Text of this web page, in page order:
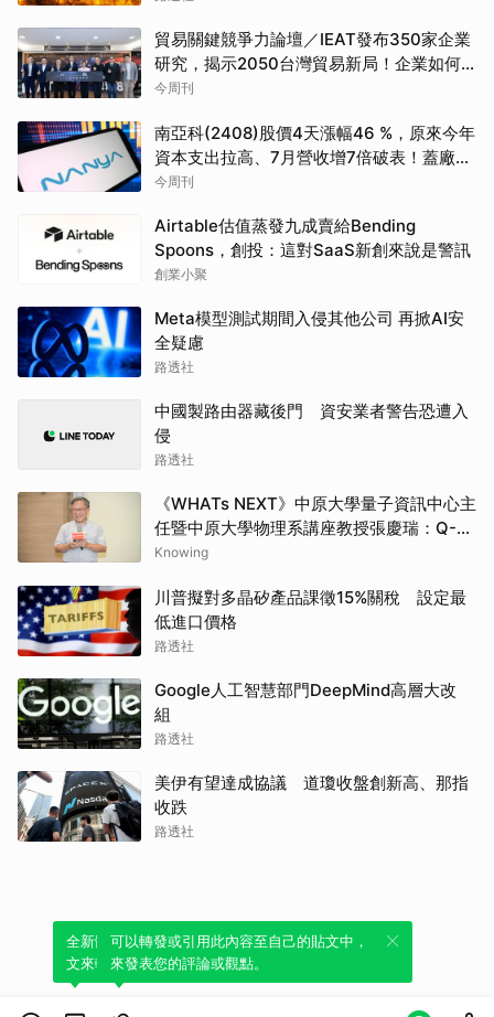
貿易關鍵競爭力論壇／IEAT發布350家企業
研究，揭示2050台灣貿易新局！企業如何
透過養「蝦」養「馬」掌握先機？
今周刊
南亞科(2408)股價4天漲幅46 %，原來今年
資本支出拉高、7月營收增7倍破表！蓋廠買
設備最新營運目標曝光
今周刊
Airtable估值蒸發九成賣給Bending
Spoons，創投：這對SaaS新創來說是警訊
創業小聚
Meta模型測試期間入侵其他公司 再掀AI安
全疑慮
路透社
中國製路由器藏後門 資安業者警告恐遭入
侵
路透社
《WHATs NEXT》中原大學量子資訊中心主
任暨中原大學物理系講座教授張慶瑞：Q-
day的countdown現在已經開始了
Knowing
川普擬對多晶矽產品課徵15%關稅 設定最
低進口價格
路透社
Google人工智慧部門DeepMind高層大改
組
路透社
美伊有望達成協議 道瓊收盤創新高、那指
收跌
路透社
全新體驗！一鍵引用此內容，透過發布貼
文來輕鬆表達個人立場。
可以轉發或引用此內容至自己的貼文中，
來發表您的評論或觀點。